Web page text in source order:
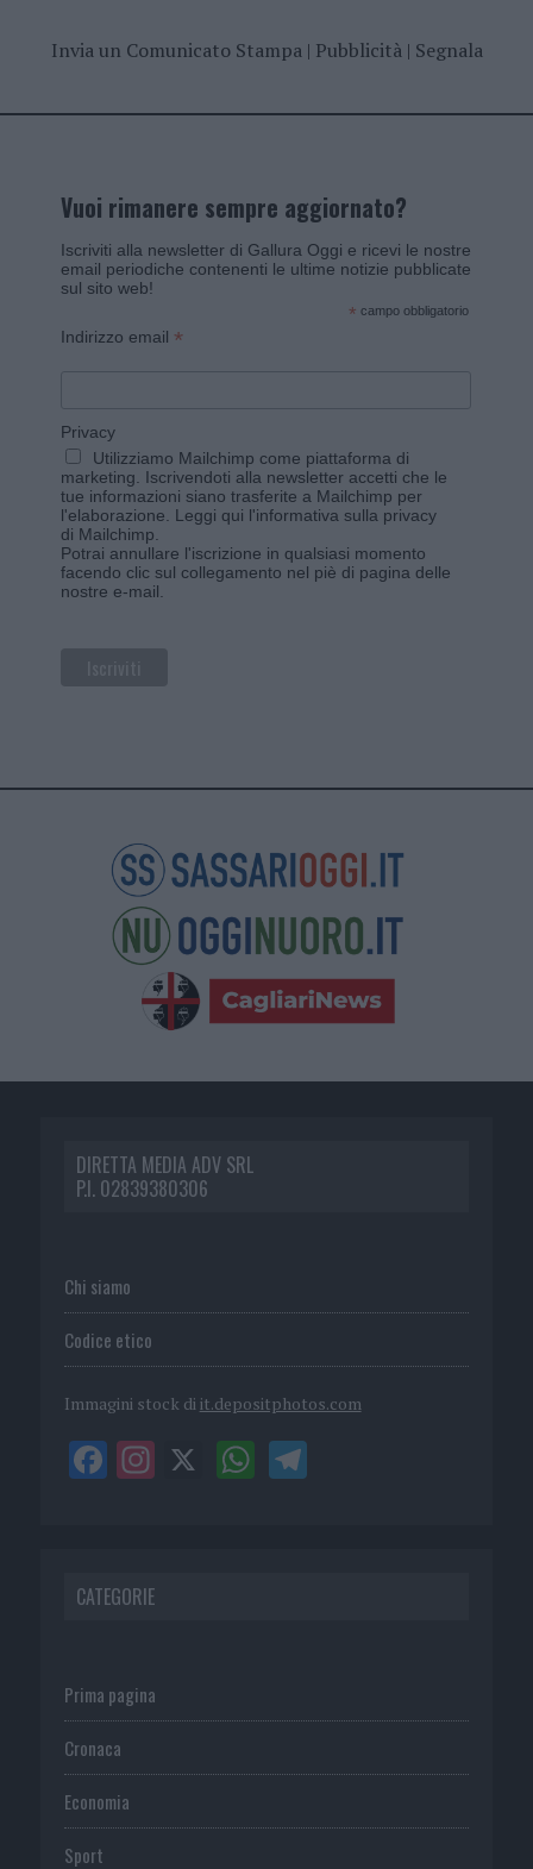
Invia un Comunicato Stampa| Pubblicità| Segnala
Vuoi rimanere sempre aggiornato?
Iscriviti alla newsletter di Gallura Oggi e ricevi le nostre
email periodiche contenenti le ultime notizie pubblicate
sul sito web!
* campo obbligatorio
Indirizzo email *
Privacy
Utilizziamo Mailchimp come piattaforma di
marketing. Iscrivendoti alla newsletter accetti che le
tue informazioni siano trasferite a Mailchimp per
l'elaborazione. Leggi qui l'informativa sulla privacy
di Mailchimp
Potrai annullare l'iscrizione in qualsiasi momento
facendo clic sul collegamento nel piè di pagina delle
nostre e-mail.
DIRETTA MEDIA ADV SRL
P.I. 02839380306
Chi siamo
Codice etico
Immagini stock di it.depositphotos.com
CATEGORIE
Prima pagina
Cronaca
Economia
Sport